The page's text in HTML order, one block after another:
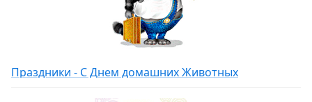
Праздники - С Днем домашних Животных